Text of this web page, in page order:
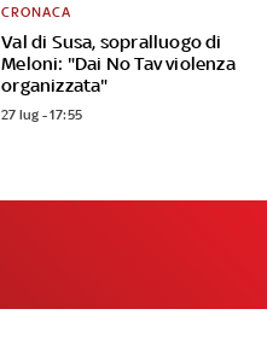
Val di Susa, sopralluogo di
Meloni: "Dai No Tav violenza
organizzata"
CRONACA
27 lug - 17:55